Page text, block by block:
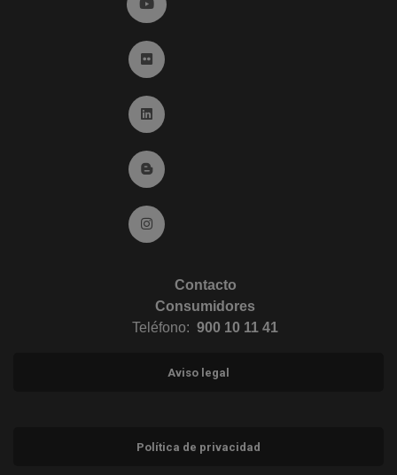
Ir a YouTube (abre en ventana nueva)
Ir a Flickr (abre en ventana nueva)
Ir a Linkedin (abre en ventana nueva)
Ir al Blog (abre en ventana nueva)
Ir a Instagram (abre en ventana nueva)
Contacto
Consumidores
Teléfono: 900 10 11 41
Aviso legal
Política de privacidad